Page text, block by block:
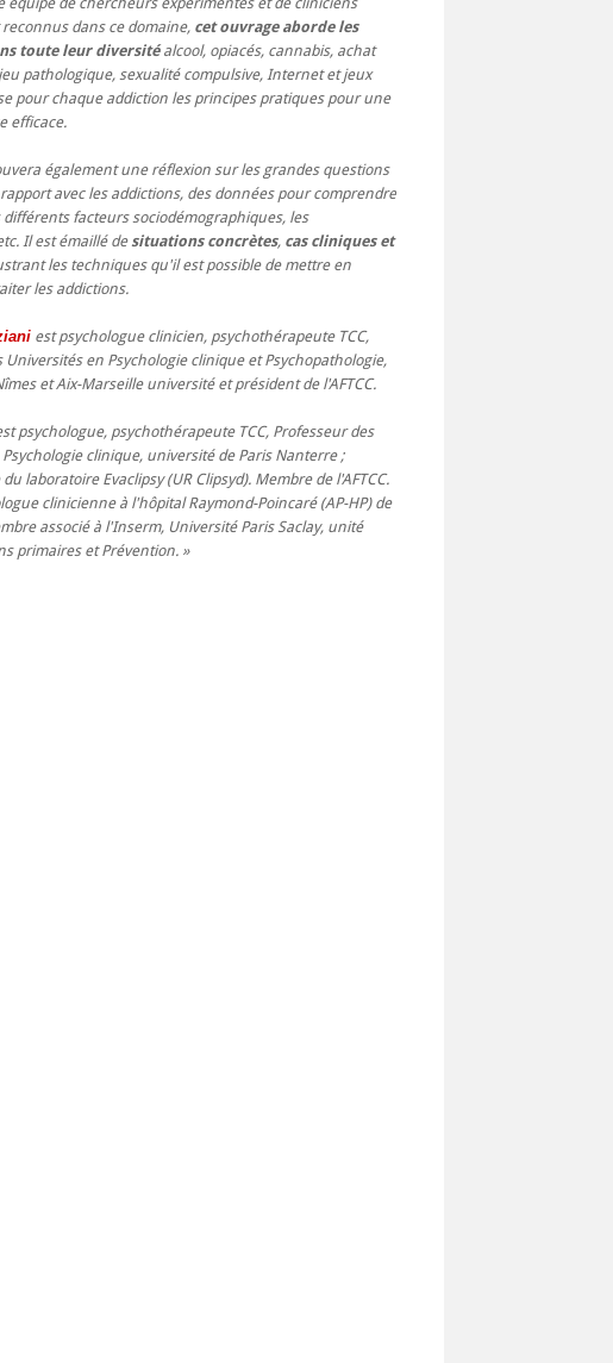
dans ce domaine, cet ouvrage aborde les
toute leur diversité alcool, opiacés, cannabis, achat
jeu pathologique, sexualité compulsive, Internetetjeux
pour chaque addiction les principes pratiques pour une
efficace.
également une réflexion sur les grandes questions
avec les addictions, des données pour comprendre
facteurs sociodémographiques, les
Il est émaillé desituations concrètes, cas cliniques et
les techniques qu'il est possible de mettre en
les addictions.
est psychologue clinicien, psychothérapeute TCC,
Universités en Psychologie clinique et Psychopathologie,
et Aix-Marseille université et président de l'AFTCC.
psychologue, psychothérapeute TCC, Professeur des
clinique, université de Paris Nanterre ;
laboratoire Evaclipsy (UR Clipsyd). Membre de l'AFTCC.
clinicienne à l'hôpital Raymond-Poincaré (AP-HP) de
associé à l'Inserm, Université Paris Saclay, unité
primaires et Prévention.